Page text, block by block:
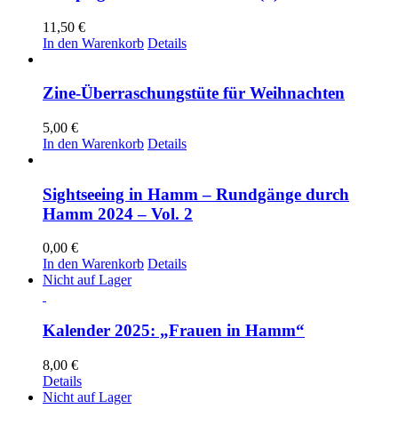
11,50 €
In den Warenkorb Details
Zine-Überraschungstüte für Weihnachten
5,00 €
In den Warenkorb Details
Sightseeing in Hamm – Rundgänge durch
Hamm 2024 – Vol. 2
0,00 €
In den Warenkorb Details
Nicht auf Lager
Kalender 2025: „Frauen in Hamm“
8,00 €
Details
Nicht auf Lager